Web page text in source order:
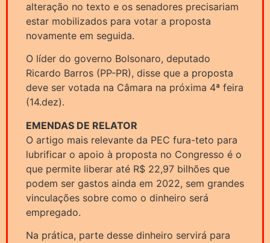
alteração no texto e os senadores precisariam
estar mobilizados para votar a proposta
novamente em seguida.
O líder do governo Bolsonaro, deputado
Ricardo Barros (PP-PR), disse que a proposta
deve ser votada na Câmara na próxima 4ª feira
(14.dez).
EMENDAS DE RELATOR
O artigo mais relevante da PEC fura-teto para
lubrificar o apoio à proposta no Congresso é o
que permite liberar até R$ 22,97 bilhões que
podem ser gastos ainda em 2022, sem grandes
vinculações sobre como o dinheiro será
empregado.
Na prática, parte desse dinheiro servirá para